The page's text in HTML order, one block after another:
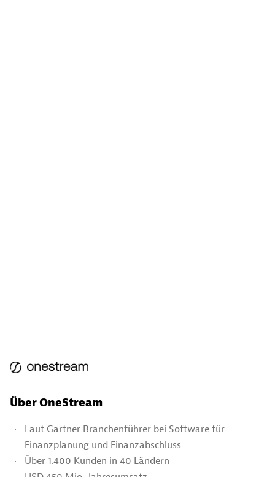
Über OneStream
Laut Gartner Branchenführer bei Software für
Finanzplanung und Finanzabschluss
Über 1.400 Kunden in 40 Ländern